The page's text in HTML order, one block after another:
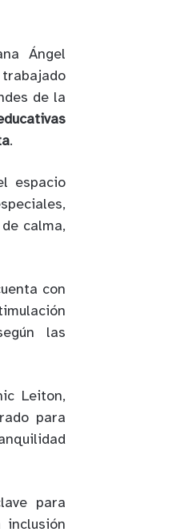
Ángel
de la
.
espacio
calma,
con
las
Leiton,
para
para